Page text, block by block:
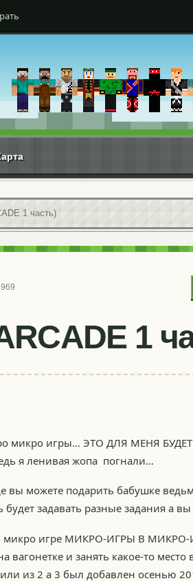
1 часть)
1
микро игры… ЭТО ДЛЯ МЕНЯ БУДЕТ
я ленивая жопа погнали…
вы можете подарить бабушке
задавать разные задания а
в микро игре МИКРО-ИГРЫ В МИКРО-
и занять какое-то место
или из 2 а 3 был добавлен осенью